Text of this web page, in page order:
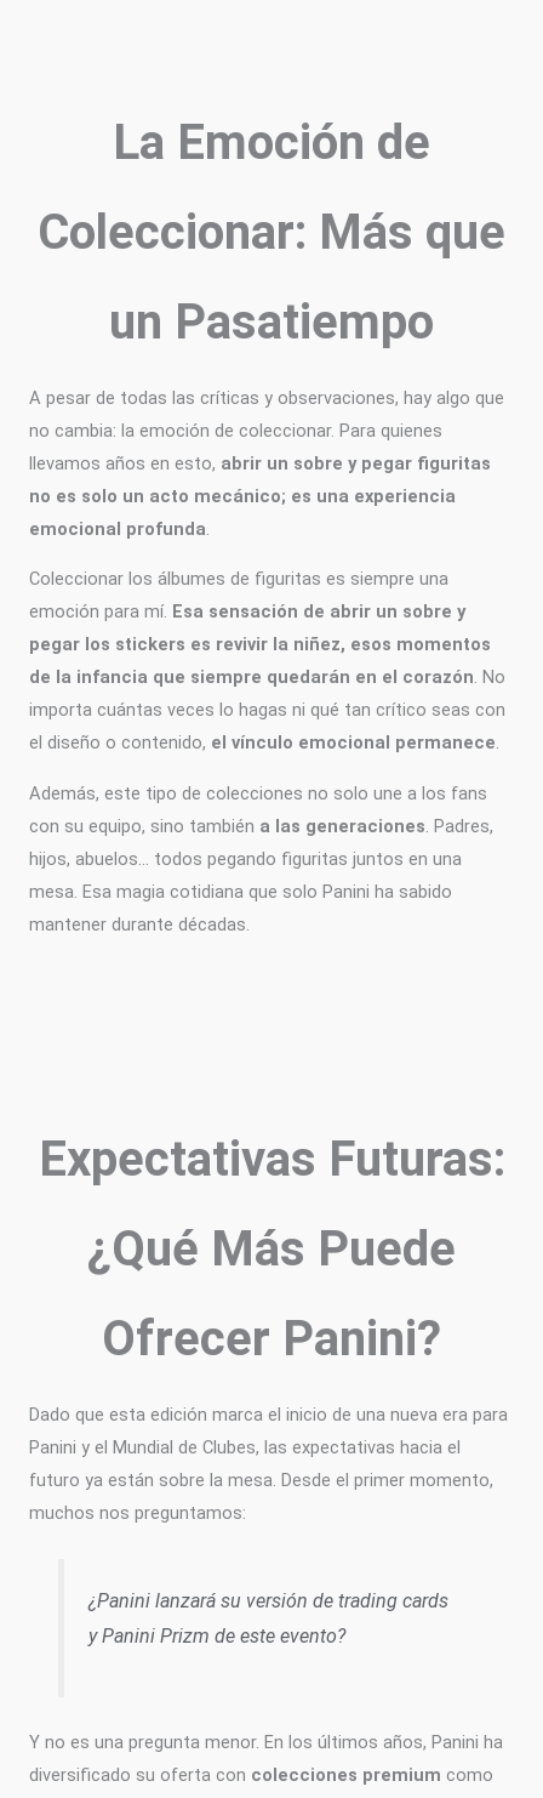
La Emoción de
Coleccionar: Más que
un Pasatiempo
A pesar de todas las críticas y observaciones, hay algo que
no cambia: la emoción de coleccionar. Para quienes
llevamos años en esto, abrir un sobre y pegar figuritas
no es solo un acto mecánico; es una experiencia
emocional profunda.
Coleccionar los álbumes de figuritas es siempre una
emoción para mí. Esa sensación de abrir un sobre y
pegar los stickers es revivir la niñez, esos momentos
de la infancia que siempre quedarán en el corazón. No
importa cuántas veces lo hagas ni qué tan crítico seas con
el diseño o contenido, el vínculo emocional permanece.
Además, este tipo de colecciones no solo une a los fans
con su equipo, sino también a las generaciones. Padres,
hijos, abuelos… todos pegando figuritas juntos en una
mesa. Esa magia cotidiana que solo Panini ha sabido
mantener durante décadas.
Expectativas Futuras:
¿Qué Más Puede
Ofrecer Panini?
Dado que esta edición marca el inicio de una nueva era para
Panini y el Mundial de Clubes, las expectativas hacia el
futuro ya están sobre la mesa. Desde el primer momento,
muchos nos preguntamos:
¿Panini lanzará su versión de trading cards
y Panini Prizm de este evento?
Y no es una pregunta menor. En los últimos años, Panini ha
diversificado su oferta con colecciones premium como